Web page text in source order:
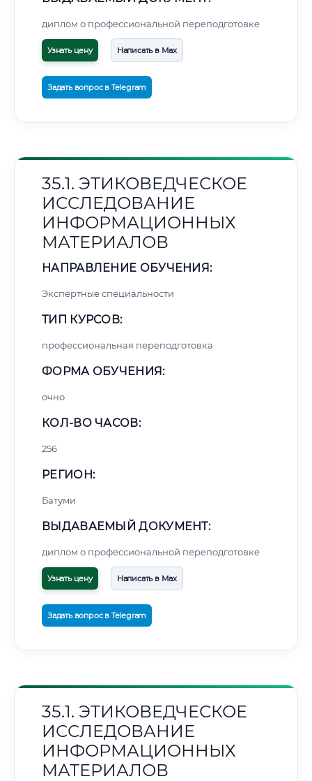
диплом о профессиональной переподготовке
Узнать цену Написать в Max
Задать вопрос в Telegram
35.1. ЭТИКОВЕДЧЕСКОЕ
ИССЛЕДОВАНИЕ
ИНФОРМАЦИОННЫХ
МАТЕРИАЛОВ
НАПРАВЛЕНИЕ ОБУЧЕНИЯ:
Экспертные специальности
ТИП КУРСОВ:
профессиональная переподготовка
ФОРМА ОБУЧЕНИЯ:
очно
КОЛ-ВО ЧАСОВ:
256
РЕГИОН:
Батуми
ВЫДАВАЕМЫЙ ДОКУМЕНТ:
диплом о профессиональной переподготовке
Узнать цену Написать в Max
Задать вопрос в Telegram
35.1. ЭТИКОВЕДЧЕСКОЕ
ИССЛЕДОВАНИЕ
ИНФОРМАЦИОННЫХ
МАТЕРИАЛОВ